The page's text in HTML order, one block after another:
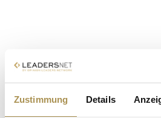
Zustimmung Details